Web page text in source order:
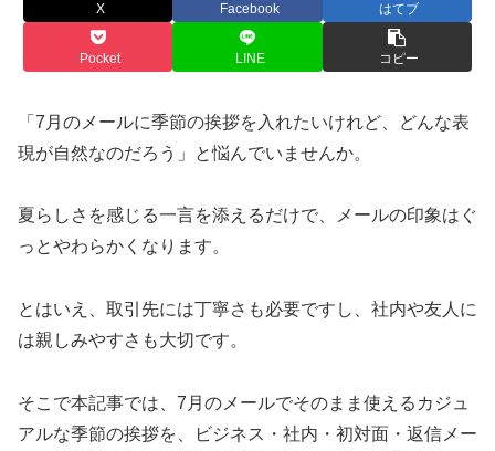
X Facebook はてブ
Pocket LINE コピー
「7月のメールに季節の挨拶を入れたいけれど、どんな表
現が自然なのだろう」と悩んでいませんか。
夏らしさを感じる一言を添えるだけで、メールの印象はぐ
っとやわらかくなります。
とはいえ、取引先には丁寧さも必要ですし、社内や友人に
は親しみやすさも大切です。
そこで本記事では、7月のメールでそのまま使えるカジュ
アルな季節の挨拶を、ビジネス・社内・初対面・返信メー